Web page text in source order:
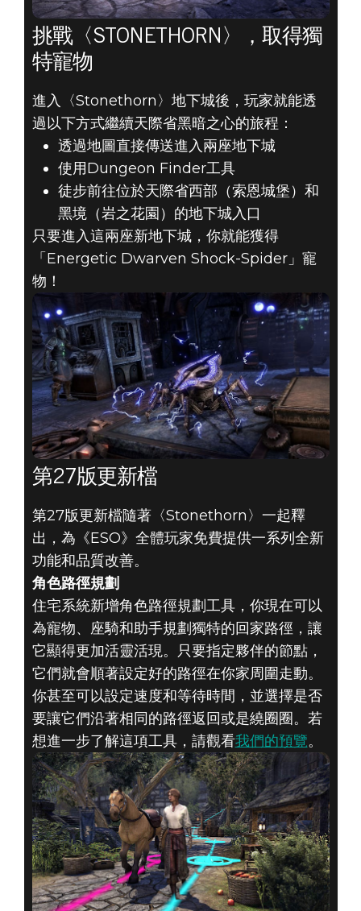
挑戰〈STONETHORN〉，取得獨
特寵物
進入〈Stonethorn〉地下城後，玩家就能透
過以下方式繼續天際省黑暗之心的旅程：
透過地圖直接傳送進入兩座地下城
使用Dungeon Finder工具
徒步前往位於天際省西部（索恩城堡）和
黑境（岩之花園）的地下城入口
只要進入這兩座新地下城，你就能獲得
「Energetic Dwarven Shock-Spider」寵
物！
第27版更新檔
第27版更新檔隨著〈Stonethorn〉一起釋
出，為《ESO》全體玩家免費提供一系列全新
功能和品質改善。
角色路徑規劃
住宅系統新增角色路徑規劃工具，你現在可以
為寵物、座騎和助手規劃獨特的回家路徑，讓
它顯得更加活靈活現。只要指定夥伴的節點，
它們就會順著設定好的路徑在你家周圍走動。
你甚至可以設定速度和等待時間，並選擇是否
要讓它們沿著相同的路徑返回或是繞圈圈。若
想進一步了解這項工具，請觀看我們的預覽。